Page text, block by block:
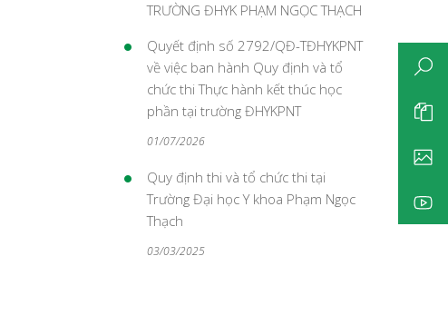
TRƯỜNG ĐHYK PHẠM NGỌC THẠCH
Quyết định số 2792/QĐ-TĐHYKPNT
về việc ban hành Quy định và tổ
chức thi Thực hành kết thúc học
phần tại trường ĐHYKPNT
01/07/2026
Quy định thi và tổ chức thi tại
Trường Đại học Y khoa Phạm Ngọc
Thạch
03/03/2025